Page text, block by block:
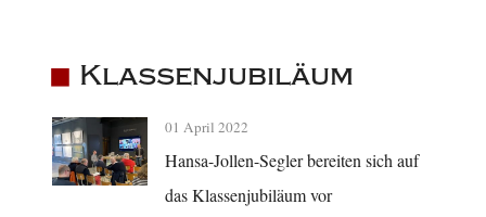
Klassenjubiläum
01 April 2022
Hansa-Jollen-Segler bereiten sich auf
das Klassenjubiläum vor